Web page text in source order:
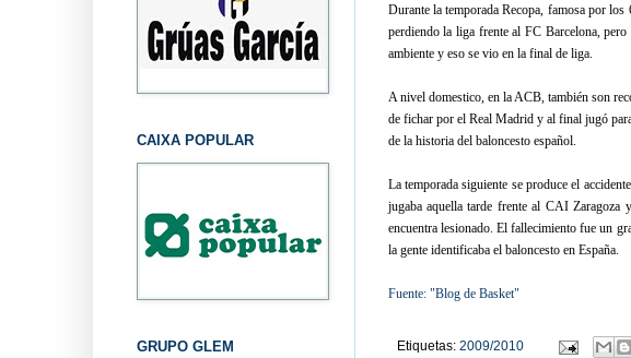
Durante la temporada Recopa, famosa por
perdiendo la liga frente al FC Barcelona,
ambiente y eso se vio en la final de liga.
A nivel domestico, en la ACB, también son
de fichar por el Real Madrid y al final jugó
de la historia del baloncesto español.
La temporada siguiente se produce el
jugaba aquella tarde frente al CAI Zaragoza
encuentra lesionado. El fallecimiento fue un
la gente identificaba el baloncesto en España.
Fuente: "Blog de Basket"
Etiquetas: 2009/2010
CAIXA POPULAR
GRUPO GLEM